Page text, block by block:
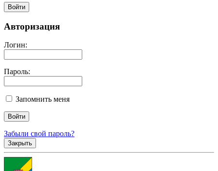
Войти
Авторизация
Логин:
Пароль:
Запомнить меня
Забыли свой пароль?
Закрыть